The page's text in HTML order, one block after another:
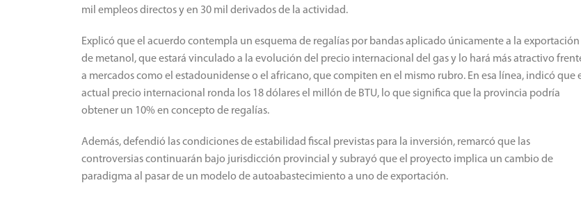
mil empleos directos y en 30 mil derivados de la actividad.
Explicó que el acuerdo contempla un esquema de regalías por bandas aplicado únicamente a la exportación
de metanol, que estará vinculado a la evolución del precio internacional del gas y lo hará más atractivo
a mercados como el estadounidense o el africano, que compiten en el mismo rubro. En esa línea, indicó que
actual precio internacional ronda los 18 dólares el millón de BTU, lo que significa que la provincia podría
obtener un 10% en concepto de regalías.
Además, defendió las condiciones de estabilidad fiscal previstas para la inversión, remarcó que las
controversias continuarán bajo jurisdicción provincial y subrayó que el proyecto implica un cambio de
paradigma al pasar de un modelo de autoabastecimiento a uno de exportación.